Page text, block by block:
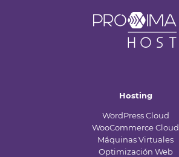
Proxima
Host
Hosting
WordPress Cloud
WooCommerce Cloud
Máquinas Virtuales
Optimización Web